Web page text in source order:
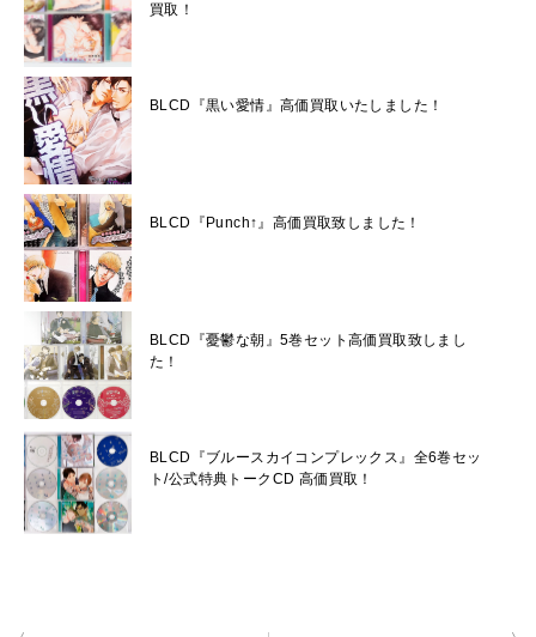
買取！
BLCD『黒い愛情』高価買取いたしました！
BLCD『Punch↑』高価買取致しました！
BLCD『憂鬱な朝』5巻セット高価買取致しまし
た！
BLCD『ブルースカイコンプレックス』全6巻セッ
ト/公式特典トークCD 高価買取！